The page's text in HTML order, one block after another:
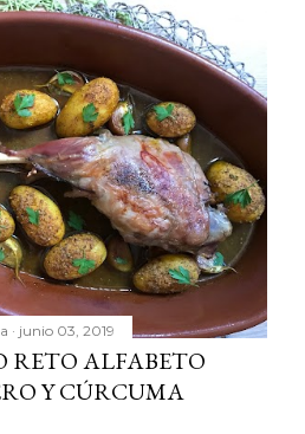
junio 03, 2019
RETO ALFABETO
Y CÚRCUMA